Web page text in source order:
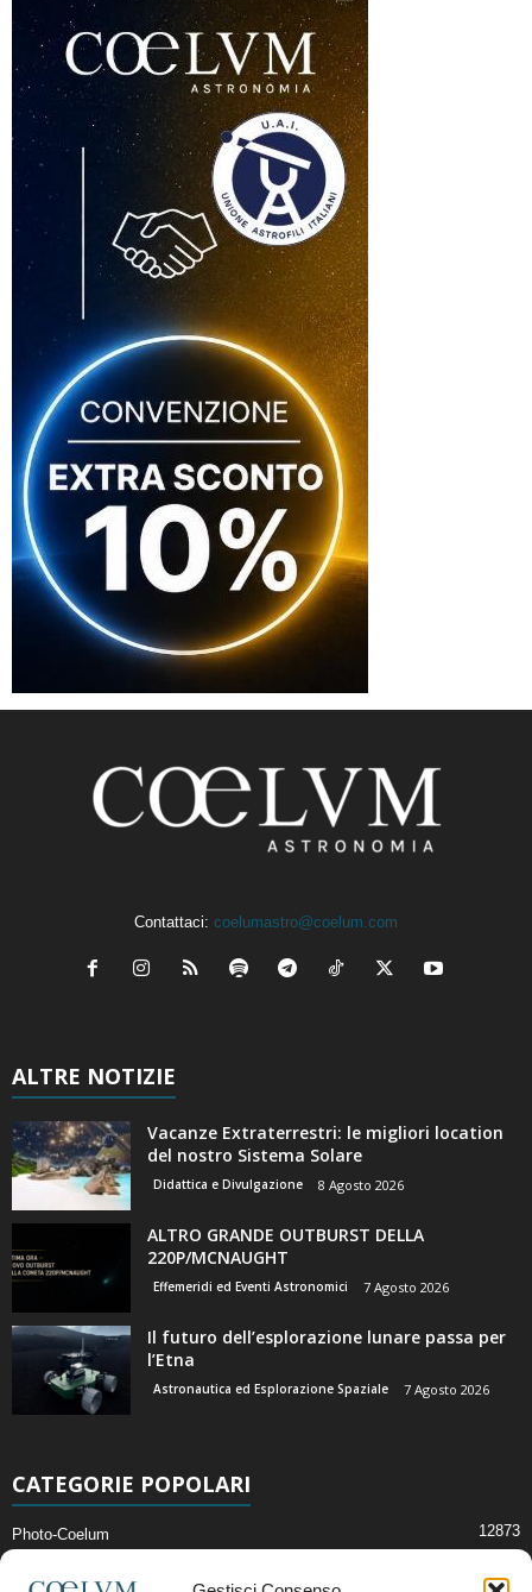
Contattaci: coelumastro@coelum.com
ALTRE NOTIZIE
Vacanze Extraterrestri: le migliori location
del nostro Sistema Solare
Didattica e Divulgazione 8 Agosto 2026
ALTRO GRANDE OUTBURST DELLA
220P/MCNAUGHT
Effemeridi ed Eventi Astronomici 7 Agosto 2026
Il futuro dell’esplorazione lunare passa per
l’Etna
Astronautica ed Esplorazione Spaziale 7 Agosto 2026
CATEGORIE POPOLARI
Photo-Coelum 12873